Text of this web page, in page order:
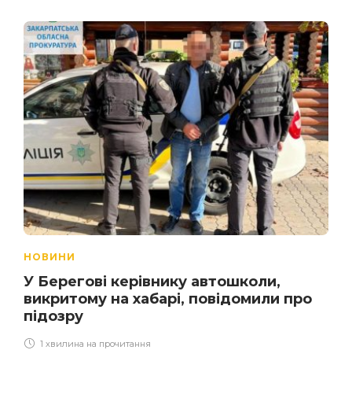
НОВИНИ
У Берегові керівнику автошколи,
викритому на хабарі, повідомили про
підозру
1 хвилина на прочитання